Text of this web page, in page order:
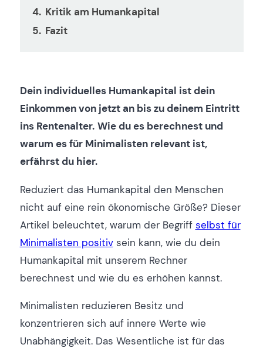
Kritik am Humankapital
Fazit
Dein individuelles Humankapital ist dein
Einkommen von jetzt an bis zu deinem Eintritt
ins Rentenalter. Wie du es berechnest und
warum es für Minimalisten relevant ist,
erfährst du hier.
Reduziert das Humankapital den Menschen
nicht auf eine rein ökonomische Größe? Dieser
Artikel beleuchtet, warum der Begriff selbst für
Minimalisten positivsein kann, wie du dein
Humankapital mit unserem Rechner
berechnest und wie du es erhöhen kannst.
Minimalisten reduzieren Besitz und
konzentrieren sich auf innere Werte wie
Unabhängigkeit. Das Wesentliche ist für das